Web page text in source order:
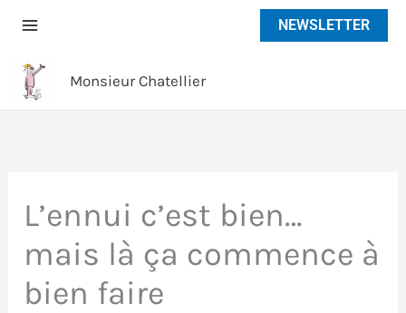
NEWSLETTER
Monsieur Chatellier
L’ennui c’est bien…
mais là ça commence à
bien faire